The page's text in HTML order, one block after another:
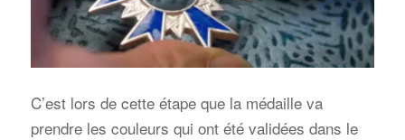
C’est lors de cette étape que la médaille va
prendre les couleurs qui ont été validées dans le